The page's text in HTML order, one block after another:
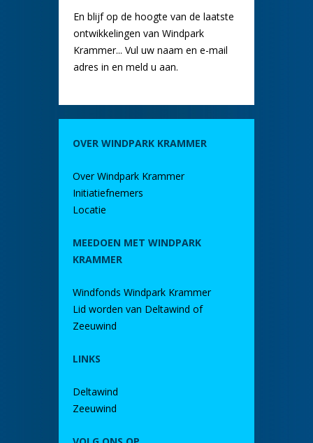
En blijf op de hoogte van de laatste
ontwikkelingen van Windpark
Krammer... Vul uw naam en e-mail
adres in en meld u aan.
OVER WINDPARK KRAMMER
Over Windpark Krammer
Initiatiefnemers
Locatie
MEEDOEN MET WINDPARK
KRAMMER
Windfonds Windpark Krammer
Lid worden van Deltawind of
Zeeuwind
LINKS
Deltawind
Zeeuwind